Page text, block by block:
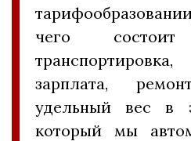
чего
зарплата,
удельный вес в
который мы